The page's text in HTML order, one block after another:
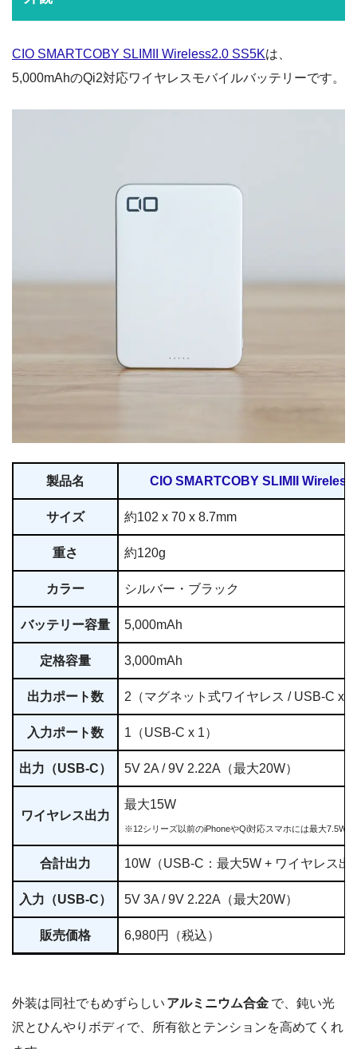
CIO SMARTCOBY SLIMII Wireless2.0 SS5Kは、
5,000mAhのQi2対応ワイヤレスモバイルバッテリーです。
製品名 CIO SMARTCOBY SLIMII
サイズ 約102 x 70 x 8.7mm
重さ 約120g
カラー シルバー・ブラック
バッテリー容量 5,000mAh
定格容量 3,000mAh
出力ポート数 2（マグネット式ワイヤレス / USB-C x 1
入力ポート数 1（USB-C x 1）
出力（USB-C） 5V 2A / 9V 2.22A（最大20W）
ワイヤレス出力
最大15W
※12シリーズ以前のiPhoneやQi対応スマホには最大7.5W
合計出力 10W（USB-C：最大5W + ワイヤレス出
入力（USB-C） 5V 3A / 9V 2.22A（最大20W）
販売価格 6,980円（税込）
外装は同社でもめずらしい アルミニウム合金 で、鈍い光
沢とひんやりボディで、所有欲とテンションを高めてくれ